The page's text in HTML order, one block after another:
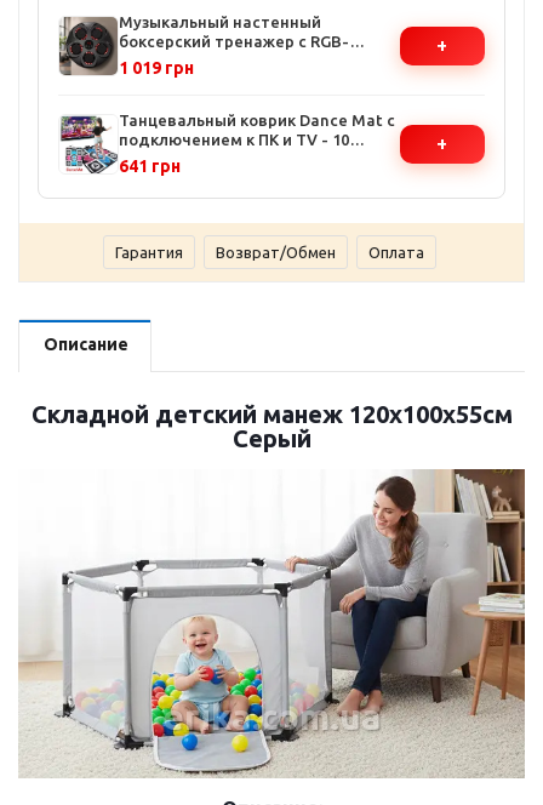
Музыкальный настенный
боксерский тренажер с RGB-
подсветкой - 9 режимов, зарядка
от USB, крепление на
1 019 грн
+
Танцевальный коврик Dance Mat с
подключением к ПК и TV - 10
кнопок, размеры 92х80 см, USB-
питание
641 грн
+
Гарантия Возврат/Обмен Оплата
Описание
Складной детский манеж 120х100х55см
Серый
erika.com.ua